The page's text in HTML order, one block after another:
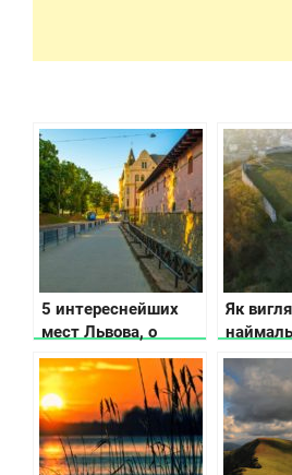
5 интереснейших
мест Львова, о
которых не
расскажут
путеводители
Як
руїни
замків